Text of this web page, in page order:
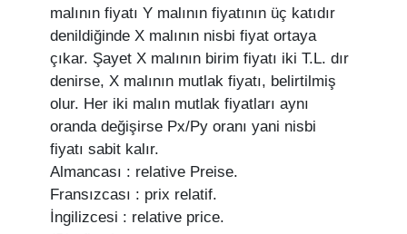
malının fiyatı Y malının fiyatının üç katıdır
denildiğinde X malının nisbi fiyat ortaya
çıkar. Şayet X malının birim fiyatı iki T.L. dır
denirse, X malının mutlak fiyatı, belirtilmiş
olur. Her iki malın mutlak fiyatları aynı
oranda değişirse Px/Py oranı yani nisbi
fiyatı sabit kalır.
Almancası : relative Preise.
Fransızcası : prix relatif.
İngilizcesi : relative price.